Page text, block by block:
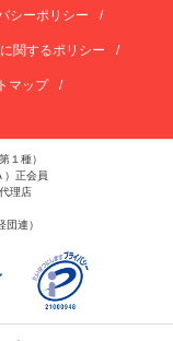
シーポリシー
関するポリシー
マップ
１種）
）正会員
理店
連）